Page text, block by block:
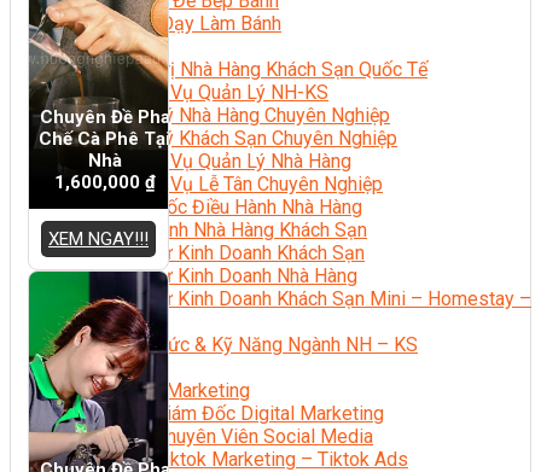
Video Dạy Làm Bánh
Quản Trị NHKS
Quản Trị Nhà Hàng Khách Sạn Quốc Tế
Nghiệp Vụ Quản Lý NH-KS
Quản Lý Nhà Hàng Chuyên Nghiệp
Quản Lý Khách Sạn Chuyên Nghiệp
Nghiệp Vụ Quản Lý Nhà Hàng
Nghiệp Vụ Lễ Tân Chuyên Nghiệp
Giám Đốc Điều Hành Nhà Hàng
Tiếng Anh Nhà Hàng Khách Sạn
Khởi Sự Kinh Doanh Khách Sạn
Khởi Sự Kinh Doanh Nhà Hàng
Khởi Sự Kinh Doanh Khách Sạn Mini – Homestay –
AirBnB
Kiến Thức & Kỹ Năng Ngành NH – KS
Marketing
Digital Marketing
Giám Đốc Digital Marketing
Chuyên Viên Social Media
Tiktok Marketing – Tiktok Ads
Chuyên Đề Pha
Chế Cà Phê Tại
Nhà
1,600,000 ₫
XEM NGAY!!!